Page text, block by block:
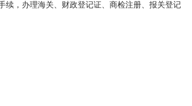
续，办理海关、财政登记证、商检注册、报关登记